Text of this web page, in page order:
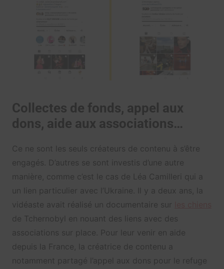
Collectes de fonds, appel aux
dons, aide aux associations…
Ce ne sont les seuls créateurs de contenu à s’être
engagés. D’autres se sont investis d’une autre
manière, comme c’est le cas de Léa Camilleri qui a
un lien particulier avec l’Ukraine. Il y a deux ans, la
vidéaste avait réalisé un documentaire sur
de Tchernobyl en nouant des liens avec des
associations sur place. Pour leur venir en aide
depuis la France, la créatrice de contenu a
notamment partagé l’appel aux dons pour le refuge